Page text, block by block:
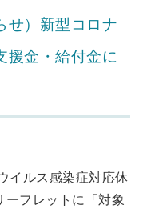
せ）新型コロナ
援金・給付金に
ルス感染症対応休
フレットに「対象